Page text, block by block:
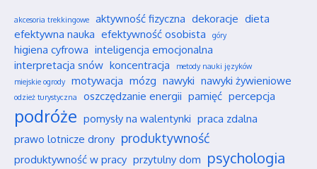
akcesoria trekkingowe aktywność fizyczna dekoracje dieta
efektywna nauka efektywność osobista góry
higiena cyfrowa inteligencja emocjonalna
interpretacja snów koncentracja
metody nauki języków
miejskie ogrody
motywacja mózg nawyki nawyki żywieniowe
odzież turystyczna oszczędzanie energii pamięć percepcja
podróże pomysły na walentynki praca zdalna
prawo lotnicze drony produktywność
produktywność w pracy przytulny dom psychologia